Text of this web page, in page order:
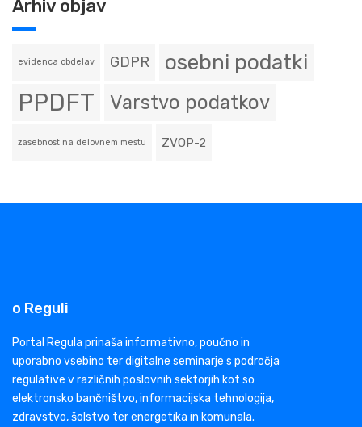
Arhiv objav
evidenca obdelav GDPR osebni podatki
PPDFT Varstvo podatkov
zasebnost na delovnem mestu ZVOP-2
o Reguli
Portal Regula prinaša informativno, poučno in
uporabno vsebino ter digitalne seminarje s področja
regulative v različnih poslovnih sektorjih kot so
elektronsko bančništvo, informacijska tehnologija,
zdravstvo, šolstvo ter energetika in komunala.